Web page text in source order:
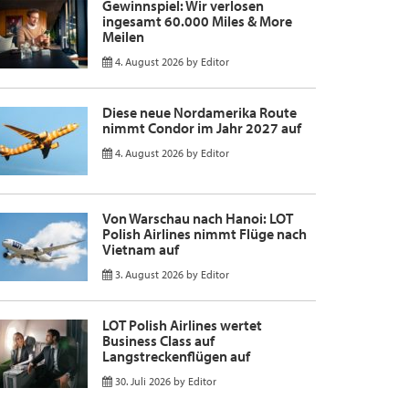
Gewinnspiel: Wir verlosen
ingesamt 60.000 Miles & More
Meilen
4. August 2026 by Editor
Diese neue Nordamerika Route
nimmt Condor im Jahr 2027 auf
4. August 2026 by Editor
Von Warschau nach Hanoi: LOT
Polish Airlines nimmt Flüge nach
Vietnam auf
3. August 2026 by Editor
LOT Polish Airlines wertet
Business Class auf
Langstreckenflügen auf
30. Juli 2026 by Editor